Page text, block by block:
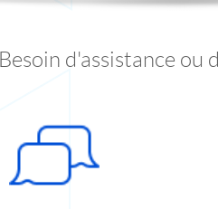
Besoin d'assistance ou